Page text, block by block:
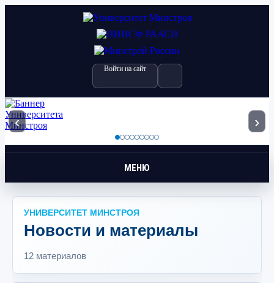
Войти на сайт
‹ ›
МЕНЮ
УНИВЕРСИТЕТ МИНСТРОЯ
Новости и материалы
12 материалов